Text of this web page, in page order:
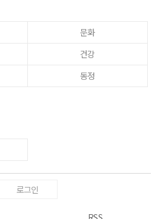
문화
건강
동정
로그인